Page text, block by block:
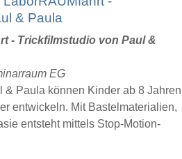
& Paula
- Trickfilmstudio von Paul &
EG
& Paula können Kinder ab 8 Jahren
entwickeln. Mit Bastelmaterialien,
entsteht mittels Stop-Motion-